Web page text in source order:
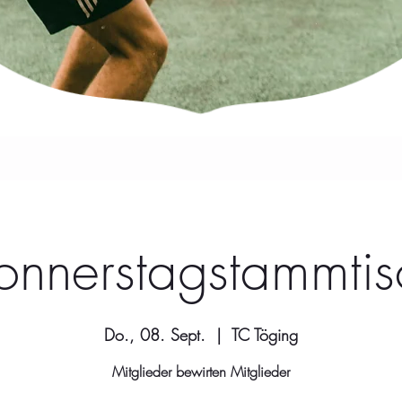
Do., 08. Sept.
  |
TC Töging
Mitglieder bewirten Mitglieder